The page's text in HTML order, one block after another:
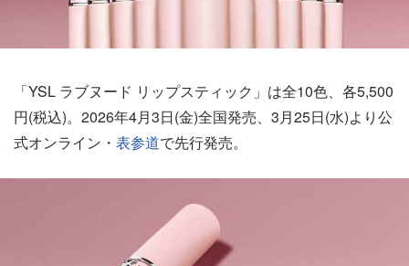
「YSL ラブヌード リップスティック」は全10色、各5,500
円(税込)。2026年4月3日(金)全国発売、3月25日(水)より公
式オンライン・ 表参道で先行発売。